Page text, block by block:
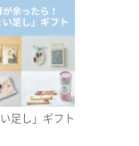
方におすすめ。
、省スペースでも
い足し」ギフト